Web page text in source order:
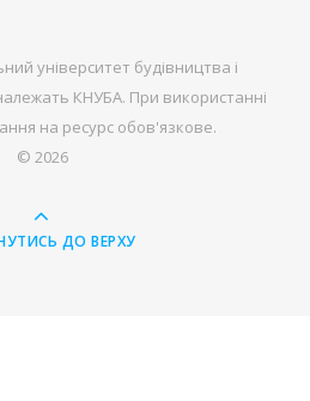
університет будівництва і
КНУБА. При використанні
на ресурс обов'язкове.
© 2026
ДО ВЕРХУ